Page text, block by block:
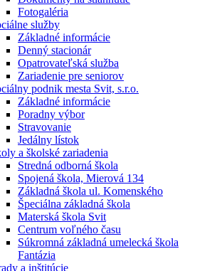
Fotogaléria
služby
Základné informácie
Denný stacionár
Opatrovateľská služba
Zariadenie pre seniorov
podnik mesta Svit, s.r.o.
Základné informácie
Poradny výbor
Stravovanie
Jedálny lístok
a školské zariadenia
Stredná odborná škola
Spojená škola, Mierová 134
Základná škola ul. Komenského
Špeciálna základná škola
Materská škola Svit
Centrum voľného času
Súkromná základná umelecká škola
Fantázia
a inštitúcie